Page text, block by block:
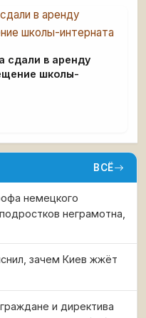
сдали в аренду
школы-
ВСЁ
немецкого
неграмотна,
зачем Киев жжёт
и директива